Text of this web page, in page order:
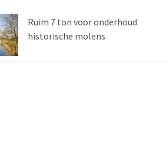
Ruim 7 ton voor onderhoud
historische molens